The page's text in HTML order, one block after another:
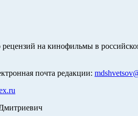
на кинофильмы в
почта редакции: